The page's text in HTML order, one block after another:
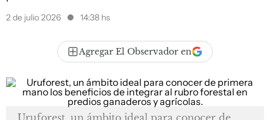
2 de julio 2026 14:38 hs
Agregar El Observador en
Uruforest, un ámbito ideal para conocer de